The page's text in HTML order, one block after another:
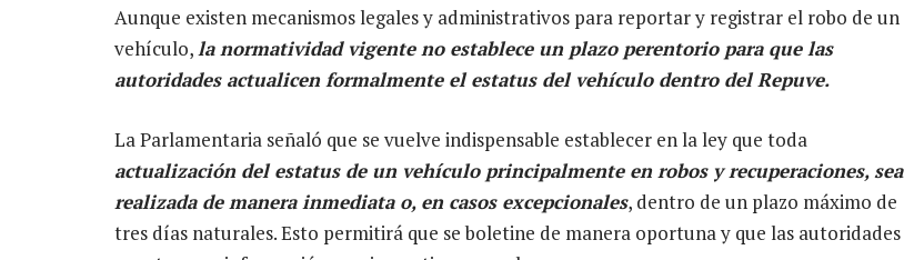
Aunque existen mecanismos legales y administrativos para reportar y registrar el robo de un
vehículo,la normatividad vigente no establece un plazo perentorio para que las
autoridades actualicen formalmente el estatus del vehículo dentro del Repuve.
La Parlamentaria señaló que se vuelve indispensable establecer en la ley que toda
actualización del estatus de un vehículo principalmente en robos y recuperaciones, sea
realizada de manera inmediata o, en casos excepcionales, dentro de un plazo máximo de
tres días naturales. Esto permitirá que se boletine de manera oportuna y que las autoridades